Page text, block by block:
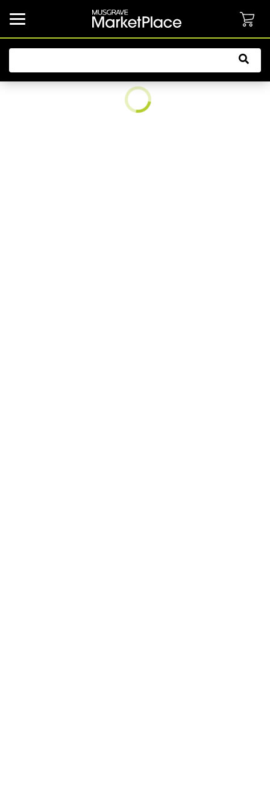
common.button.navbarCollapsed.text